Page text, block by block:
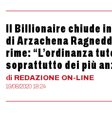
Il Billionaire chiude
di Arzachena
rime: “L’ordinanza
soprattutto dei più
di REDAZIONE ON-LINE
19/08/2020 18:24